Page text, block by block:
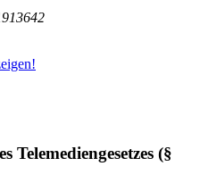
Telemediengesetzes (§